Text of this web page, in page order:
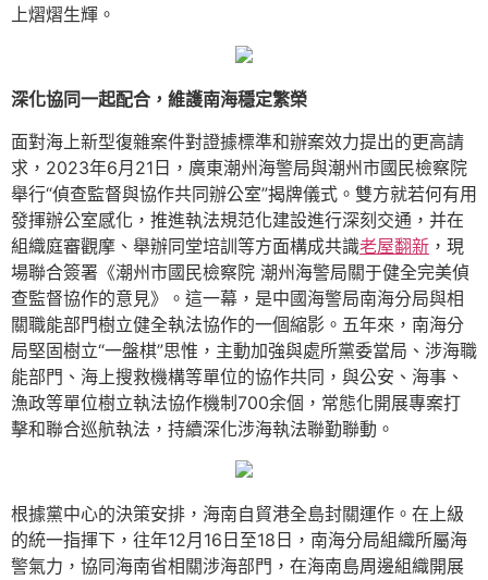
上熠熠生輝。
深化協同一起配合，維護南海穩定繁榮
面對海上新型復雜案件對證據標準和辦案效力提出的更高請
求，2023年6月21日，廣東潮州海警局與潮州市國民檢察院
舉行“偵查監督與協作共同辦公室”揭牌儀式。雙方就若何有用
發揮辦公室感化，推進執法規范化建設進行深刻交通，并在
組織庭審觀摩、舉辦同堂培訓等方面構成共識老屋翻新 ，現
場聯合簽署《潮州市國民檢察院 潮州海警局關于健全完美偵
查監督協作的意見》。這一幕，是中國海警局南海分局與相
關職能部門樹立健全執法協作的一個縮影。五年來，南海分
局堅固樹立“一盤棋”思惟，主動加強與處所黨委當局、涉海職
能部門、海上搜救機構等單位的協作共同，與公安、海事、
漁政等單位樹立執法協作機制700余個，常態化開展專案打
擊和聯合巡航執法，持續深化涉海執法聯勤聯動。
根據黨中心的決策安排，海南自貿港全島封關運作。在上級
的統一指揮下，往年12月16日至18日，南海分局組織所屬海
警氣力，協同海南省相關涉海部門，在海南島周邊組織開展